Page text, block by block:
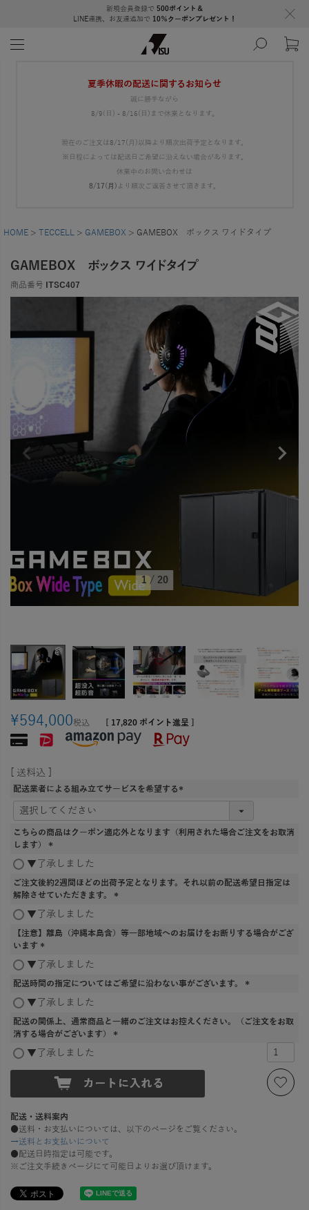
新規会員登録で 500ポイント＆
LINE連携、お友達追加で 10％クーポンプレゼント！
夏季休暇の配送に関するお知らせ
誠に勝手ながら
8/9(日) - 8/16(日)まで休業となります。
現在のご注文は8/17(月)以降より順次出荷予定となります。
※日程によっては配送日ご希望に沿えない場合があります。
休業中のお問い合わせは
8/17(月) より順次ご返答させて頂きます。
HOME TECCELL GAMEBOX GAMEBOX ボックス ワイドタイプ
GAMEBOX ボックス ワイドタイプ
商品番号 ITSC407
1 / 20
¥594,000税込 17,820 ポイント進呈 ]
送料込
配送業者による組み立てサービスを希望する
(
須
こちらの商品はクーポン適応外となります（利用された場合ご注文をお取消
します）
(
須
)
▼了承しました
ご注文後約2週間ほどの出荷予定となります。それ以前の配送希望日指定は
解除させていただきます。
須
▼了承しました
【注意】離島（沖縄本島含）等一部地域へのお届けをお断りする場合がござ
います
(
須
)
▼了承しました
配送時間の指定についてはご希望に沿わない事がございます。
須
▼了承しました
配送の関係上、通常商品と一緒のご注文はお控えください。（ご注文をお取
消する場合がございます）
)
▼了承しました
配送・送料案内
●送料・お支払いについては、以下のページをご覧ください。
→送料とお支払いについて
●配送日時指定は可能です。
※ご注文手続きページにて可能日よりお選び頂けます。